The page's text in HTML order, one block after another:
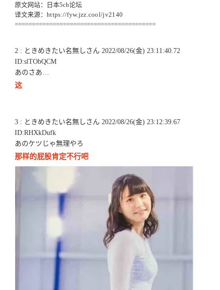
原文网站：日本5ch论坛
译文来源： https://fyw.jzz.cool/jv2140
=========================================
2 : ときめきたい名無しさん 2022/08/26(金) 23:11:40.72
ID:slTObQCM
あのさあ…
这
3 : ときめきたい名無しさん 2022/08/26(金) 23:12:39.67
ID:RHXkDufk
あのケツじゃ無理やろ
那样的屁股肯定不行吧